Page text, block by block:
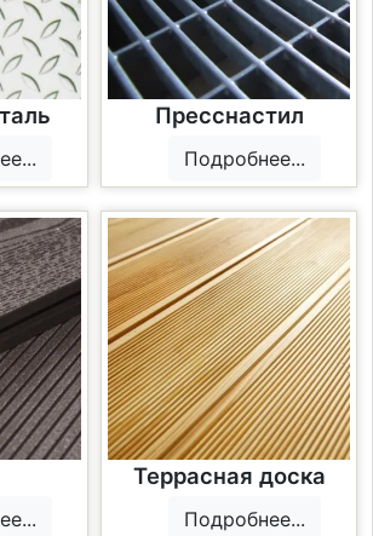
Пресснастил
Подробнее...
Террасная доска
Подробнее...